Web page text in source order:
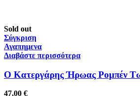
Sold out
Σύγκριση
Αγαπημενα
Διαβάστε περισσότερα
Ο Κατεργάρης Ήρωας Ρομπέν
47,00 €